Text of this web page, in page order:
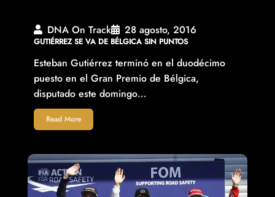
DNA On Track 28 agosto, 2016
GUTIÉRREZ SE VA DE BÉLGICA SIN PUNTOS
Esteban Gutiérrez terminó en el duodécimo
puesto en el Gran Premio de Bélgica,
disputado este domingo…
Read More